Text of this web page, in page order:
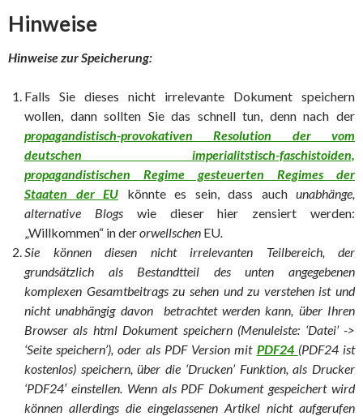
Hinweise
Hinweise zur Speicherung:
Falls Sie dieses nicht irrelevante Dokument speichern
wollen, dann sollten Sie das schnell tun, denn nach der
propagandistisch-provokativen Resolution der vom
deutschen imperialitstisch-faschistoiden,
propagandistischen Regime gesteuerten Regimes der
Staaten der EU könnte es sein, dass auch unabhänge,
alternative Blogswie dieser hier zensiert werden:
„Willkommen“ in derorwellschen EU.
Sie können diesen nicht irrelevanten Teilbereich, der
grundsätzlich als Bestandtteil des unten angegebenen
komplexen Gesamtbeitrags zu sehen und zu verstehen ist und
nicht unabhängig davon betrachtet werden kann, über Ihren
Browser als html Dokument speichern (Menuleiste: ‘Datei’ ->
‘Seite speichern’), oder als PDF Version mit PDF24 (PDF24 ist
kostenlos) speichern, über die ‘Drucken’ Funktion, als Drucker
‘PDF24′ einstellen. Wenn als PDF Dokument gespeichert wird
können allerdings die eingelassenen Artikel nicht aufgerufen